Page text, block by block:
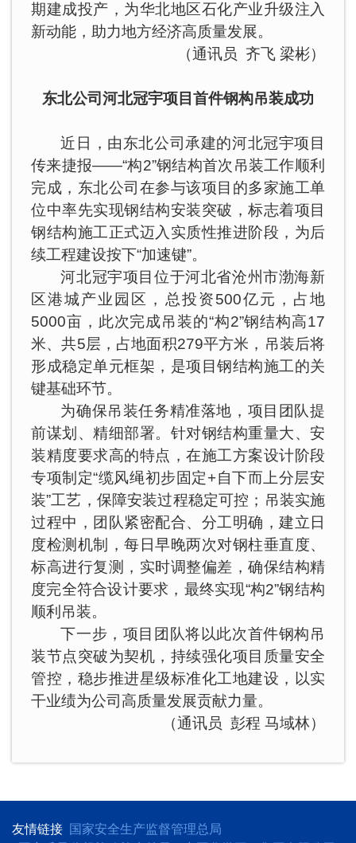
期建成投产，为华北地区石化产业升级注入
新动能，助力地方经济高质量发展。
（通讯员 齐飞 梁彬）
东北公司河北冠宇项目首件钢构吊装成功
近日，由东北公司承建的河北冠宇项目
传来捷报——“构2”钢结构首次吊装工作顺利
完成，东北公司在参与该项目的多家施工单
位中率先实现钢结构安装突破，标志着项目
钢结构施工正式迈入实质性推进阶段，为后
续工程建设按下“加速键”。
河北冠宇项目位于河北省沧州市渤海新
区港城产业园区，总投资500亿元，占地
5000亩，此次完成吊装的“构2”钢结构高17
米、共5层，占地面积279平方米，吊装后将
形成稳定单元框架，是项目钢结构施工的关
键基础环节。
为确保吊装任务精准落地，项目团队提
前谋划、精细部署。针对钢结构重量大、安
装精度要求高的特点，在施工方案设计阶段
专项制定“缆风绳初步固定+自下而上分层安
装”工艺，保障安装过程稳定可控；吊装实施
过程中，团队紧密配合、分工明确，建立日
度检测机制，每日早晚两次对钢柱垂直度、
标高进行复测，实时调整偏差，确保结构精
度完全符合设计要求，最终实现“构2”钢结构
顺利吊装。
下一步，项目团队将以此次首件钢构吊
装节点突破为契机，持续强化项目质量安全
管控，稳步推进星级标准化工地建设，以实
干业绩为公司高质量发展贡献力量。
（通讯员 彭程 马域林）
友情链接
国家安全生产监督管理总局